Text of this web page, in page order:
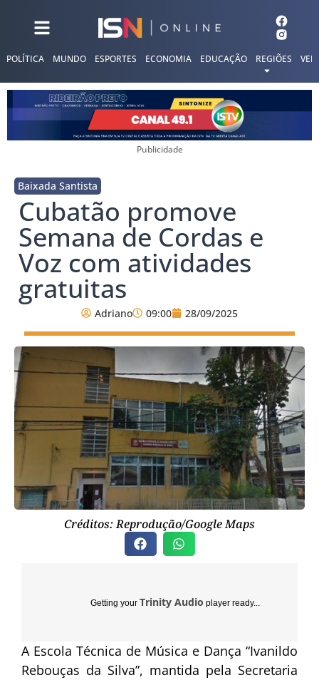
POLÍTICA MUNDO ESPORTES ECONOMIA EDUCAÇÃO REGIÕES
Publicidade
Baixada Santista
Cubatão promove
Semana de Cordas e
Voz com atividades
gratuitas
Adriano 09:00 28/09/2025
Créditos: Reprodução/Google Maps
Getting your Trinity Audio player ready...
A Escola Técnica de Música e Dança “Ivanildo
Rebouças da Silva”, mantida pela Secretaria